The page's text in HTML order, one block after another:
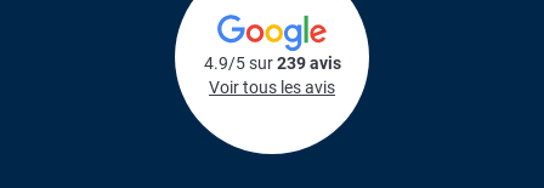
4.9/5 sur239 avis
Voir tous les avis